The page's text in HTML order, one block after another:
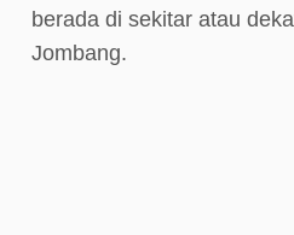
berada di sekitar atau
Jombang.